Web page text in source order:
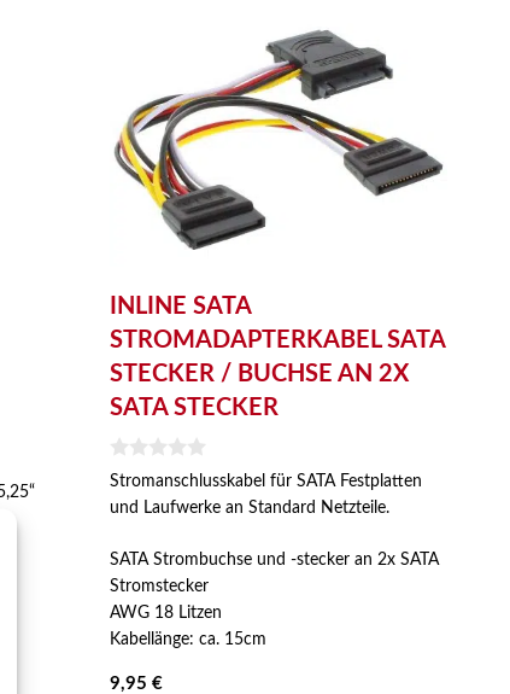
INLINE SATA
STROMADAPTERKABEL SATA
STECKER / BUCHSE AN 2X
SATA STECKER
0
v
o
Stromanschlusskabel für SATA Festplatten
und Laufwerke an Standard Netzteile.
SATA Strombuchse und -stecker an 2x SATA
Stromstecker
AWG 18 Litzen
Kabellänge: ca. 15cm
9,95 €